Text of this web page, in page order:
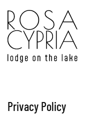
Privacy Policy